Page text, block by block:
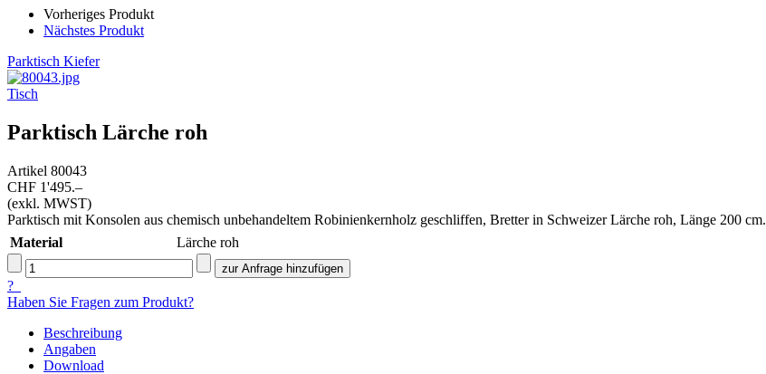
Vorheriges Produkt
Nächstes Produkt
Parktisch Kiefer
Tisch
Parktisch Lärche roh
Artikel 80043
CHF 1'495.–
(exkl. MWST)
Parktisch mit Konsolen aus chemisch unbehandeltem Robinienkernholz geschliffen, Bretter in Schweizer Lärche roh, Länge 200 cm.
Material
Lärche roh
?
Haben Sie Fragen zum Produkt?
Beschreibung
Angaben
Download